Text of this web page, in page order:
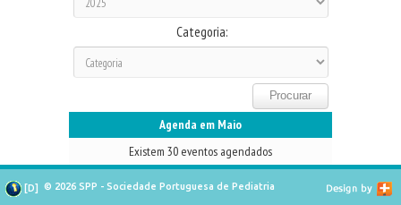
Categoria:
Agenda em Maio
Existem 30 eventos agendados
[D] © 2026 SPP - Sociedade Portuguesa de Pediatria